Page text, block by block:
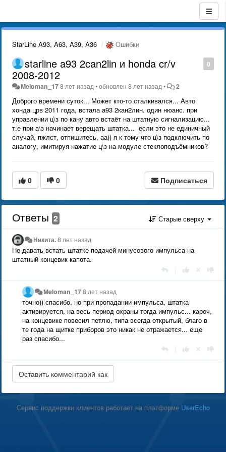
StarLine A93, A63, A39, A36 Ошибки
0
starline a93 2can2lin и honda cr/v
2008-2012
Meloman_178 лет назад •обновлен8 лет назад • 2
Доброго времени суток... Может кто-то сталкивался... Авто
хонда црв 2011 года, встала а93 2кан2лин. один нюанс. при
управлении ц\з по кану авто встаёт на штатную сигнализацию...
т.е при а\з начинает верещать штатка... если это не единичный
случай, пжлст, отпишитесь, аа)) я к тому что ц\з подключить по
аналогу, имитируя нажатие ц\з на модуле стеклоподъёмников?
0 0 Подписаться
Ответы 2 Старые сверху
Никита.8 лет назад
Не давать встать штатке подачей минусового импульса на
штатный концевик капота.
Meloman_178 лет назад
точно)) спасибо. но при пропадании импульса, штатка
активируется, на весь период охраны тогда импульс... кароч,
на концевике повесил петлю, типа всегда открытый, благо в
те года на щитке приборов это никак не отражается... еще
раз спасибо...
Сервис поддержки клиентов работает на платформе UserEcho